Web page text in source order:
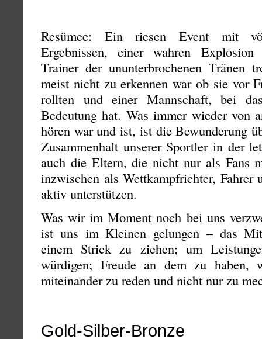
Resümee: Ein riesen Event mit
Ergebnissen, einer wahren
Trainer der ununterbrochenen Tränen
meist nicht zu erkennen war ob sie vor
rollten und einer Mannschaft, bei
Bedeutung hat. Was immer wieder von
hören war und ist, ist die Bewunderung
Zusammenhalt unserer Sportler in der
auch die Eltern, die nicht nur als Fans
inzwischen als Wettkampfrichter, Fahrer
aktiv unterstützen.
Was wir im Moment noch bei uns
ist uns im Kleinen gelungen – das
einem Strick zu ziehen; um
würdigen; Freude an dem zu haben,
miteinander zu reden und nicht nur zu
Gold-Silber-Bronze